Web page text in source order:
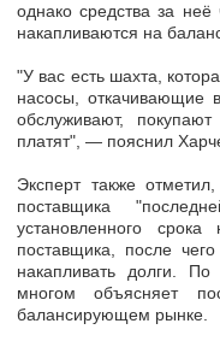
однако средства за неё
накапливаются на
"У вас есть шахта,
насосы, откачивающие
обслуживают,
платят", — пояснил
Эксперт также
поставщика
установленного
поставщика, после
накапливать долги.
многом объясняет
балансирующем рынке.